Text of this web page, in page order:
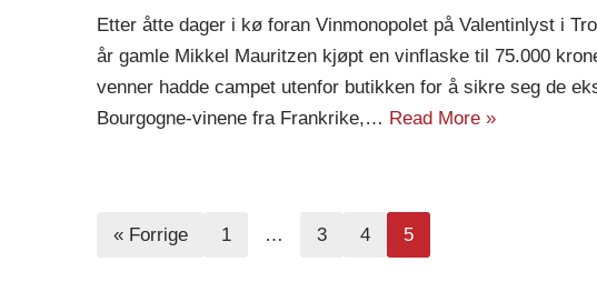
Etter åtte dager i kø foran Vinmonopolet på Valentinlyst i
år gamle Mikkel Mauritzen kjøpt en vinflaske til 75.000
venner hadde campet utenfor butikken for å sikre seg de
Bourgogne-vinene fra Frankrike,… Read More »
« Forrige 1 … 3 4 5